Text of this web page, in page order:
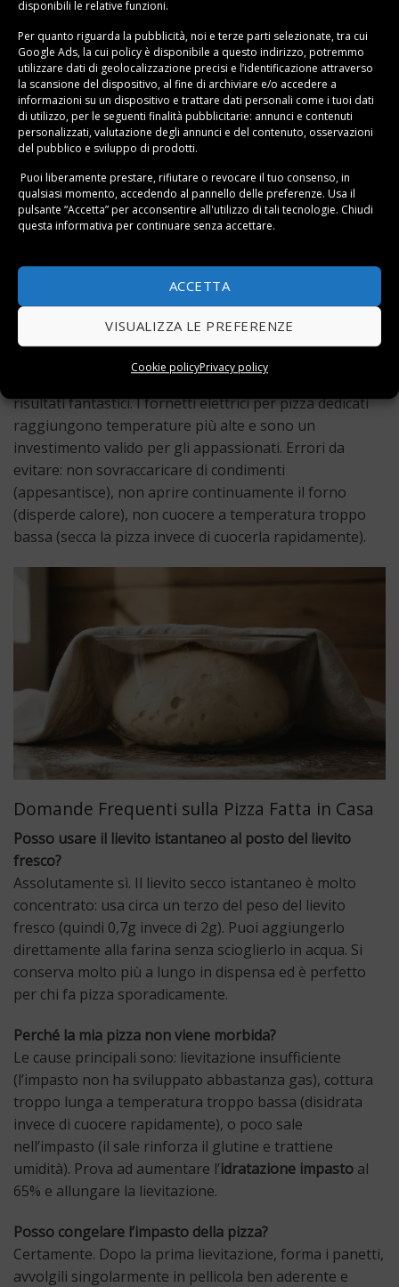
disponibili le relative funzioni.
Per quanto riguarda la pubblicità, noi e terze parti selezionate, tra cui
Google Ads, la cui policy è disponibile a questo indirizzo, potremmo
utilizzare dati di geolocalizzazione precisi e l’identificazione attraverso
la scansione del dispositivo, al fine di archiviare e/o accedere a
informazioni su un dispositivo e trattare dati personali come i tuoi dati
di utilizzo, per le seguenti finalità pubblicitarie: annunci e contenuti
personalizzati, valutazione degli annunci e del contenuto, osservazioni
del pubblico e sviluppo di prodotti.
Puoi liberamente prestare, rifiutare o revocare il tuo consenso, in
qualsiasi momento, accedendo al pannello delle preferenze. Usa il
pulsante “Accetta” per acconsentire all'utilizzo di tali tecnologie. Chiudi
questa informativa per continuare senza accettare.
ACCETTA
VISUALIZZA LE PREFERENZE
Cookie policyPrivacy policy
eventualmente sollevandola e facendo girare il peso
della pasta. Eccocome stendere l’impasto della pizza
come un professionista: delicatezza e rispetto per le
bolle di lievitazione.
Per la cottura su pietra refrattaria: quando il forno è
rovente, stendi la pizza su una pala infarinata (o su
pietra calda. Cuoci 8-12 minuti sul ripiano più basso.
Negli ultimi 2 minuti, attiva il grill per dorare il
cornicione. Senza pietra? Usa una teglia di alluminio
leggermente prima del massimo calore.
Alternative interessanti: il metodo padella+grill consiste
nel cuocere la pizza 3-4 minuti in padella antiaderente
sul fornello, poi finire 2-3 minuti sotto il grill del forno.
risultati fantastici. I fornetti elettrici per pizza dedicati
raggiungono temperature più alte e sono un
investimento valido per gli appassionati. Errori da
evitare: non sovraccaricare di condimenti
(appesantisce), non aprire continuamente il forno
(disperde calore), non cuocere a temperatura troppo
bassa (secca la pizza invece di cuocerla rapidamente).
Domande Frequenti sulla Pizza Fatta in Casa
Posso usare il lievito istantaneo al posto del lievito
fresco?
Assolutamente sì. Il lievito secco istantaneo è molto
concentrato: usa circa un terzo del peso del lievito
fresco (quindi 0,7g invece di 2g). Puoi aggiungerlo
direttamente alla farina senza scioglierlo in acqua. Si
conserva molto più a lungo in dispensa ed è perfetto
per chi fa pizza sporadicamente.
Perché la mia pizza non viene morbida?
Le cause principali sono: lievitazione insufficiente
(l’impasto non ha sviluppato abbastanza gas), cottura
troppo lunga a temperatura troppo bassa (disidrata
invece di cuocere rapidamente), o poco sale
nell’impasto (il sale rinforza il glutine e trattiene
umidità). Prova ad aumentare l’idratazione impasto al
65% e allungare la lievitazione.
Posso congelare l’impasto della pizza?
Certamente. Dopo la prima lievitazione, forma i panetti,
avvolgili singolarmente in pellicola ben aderente e